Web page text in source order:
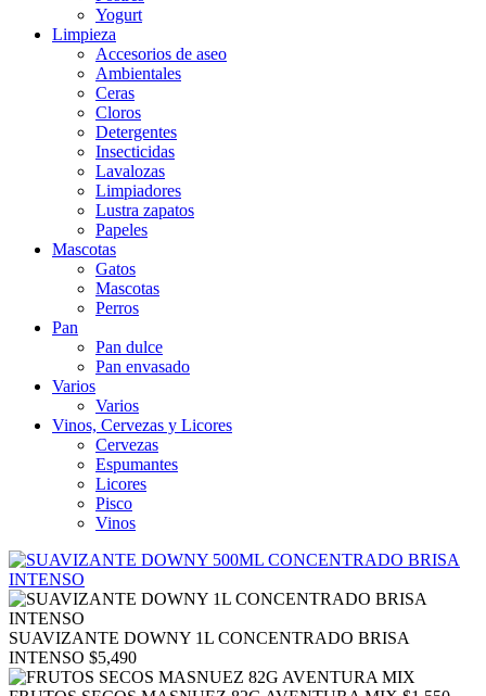
Yogurt
Limpieza
Accesorios de aseo
Ambientales
Ceras
Cloros
Detergentes
Insecticidas
Lavalozas
Limpiadores
Lustra zapatos
Papeles
Mascotas
Gatos
Mascotas
Perros
Pan
Pan dulce
Pan envasado
Varios
Varios
Vinos, Cervezas y Licores
Cervezas
Espumantes
Licores
Pisco
Vinos
SUAVIZANTE DOWNY 1L CONCENTRADO BRISA
INTENSO $5,490